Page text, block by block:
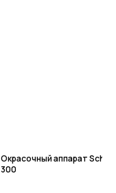
Окрасочный аппарат
300